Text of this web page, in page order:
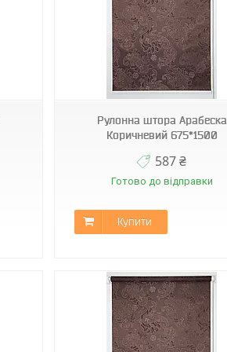
Рулонна штора Арабеска
Коричневий 675*1500
587 ₴
Готово до відправки
Купити
К-2261